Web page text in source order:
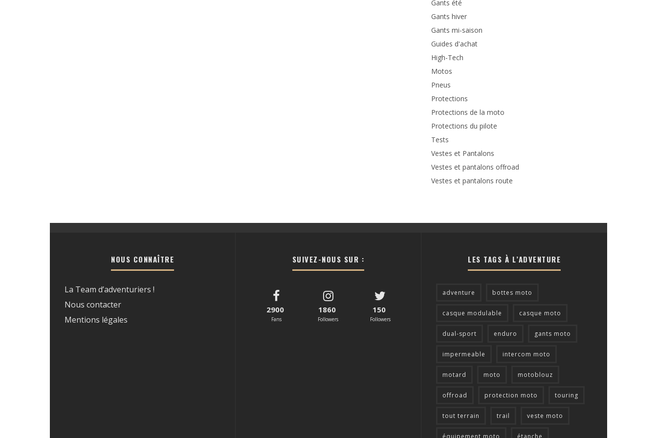
Gants été
Gants hiver
Gants mi-saison
Guides d'achat
High-Tech
Motos
Pneus
Protections
Protections de la moto
Protections du pilote
Tests
Vestes et Pantalons
Vestes et pantalons offroad
Vestes et pantalons route
NOUS CONNAÎTRE
La Team d’adventuriers !
Nous contacter
Mentions légales
SUIVEZ-NOUS SUR :
2900
Fans
1860
Followers
150
Followers
LES TAGS À L’ADVENTURE
adventure bottes moto
casque modulable casque moto
dual-sport enduro gants moto
impermeable intercom moto
motard moto motoblouz
offroad protection moto touring
tout terrain trail veste moto
équipement moto étanche